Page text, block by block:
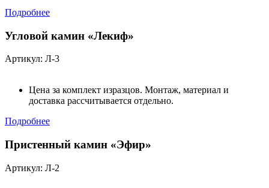
Подробнее
Угловой камин «Лекиф»
Артикул: Л-3
Цена за комплект изразцов. Монтаж, материал и
доставка рассчитывается отдельно.
Подробнее
Пристенный камин «Эфир»
Артикул: Л-2